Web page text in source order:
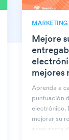
MARKETING
Mejore
mejores
Aprenda a
puntuación
electrónico.
mejorar su